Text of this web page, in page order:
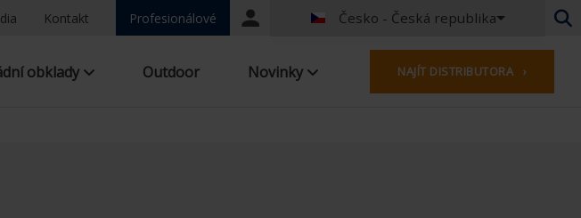
Kontakt Profesionálové
Portal
Česko - Česká republika
Holandština - Belgie
Francouzština - Belgie
Holandština - Nizozemsko
obklady Outdoor Novinky NAJÍT DISTRIBUTORA ›